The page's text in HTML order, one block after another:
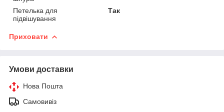
Петелька для
підвішування
Так
Приховати
Умови доставки
Нова Пошта
Самовивіз